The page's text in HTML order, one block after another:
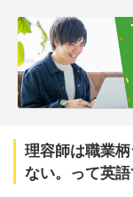
理容師は職業
ない。って英